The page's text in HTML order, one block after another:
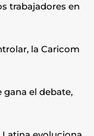
trabajadores en
la Caricom
el debate,